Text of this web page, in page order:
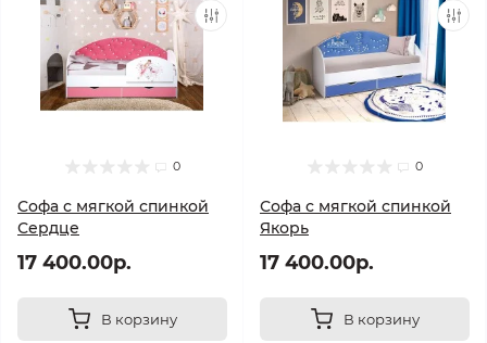
0
Софа с мягкой спинкой
Сердце
17 400.00р.
В корзину
0
Софа с мягкой спинкой
Якорь
17 400.00р.
В корзину